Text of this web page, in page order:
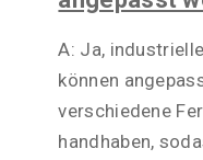
A: Ja,
können
verschiedene
handhaben,